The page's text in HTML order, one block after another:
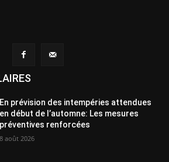
En prévision des intempéries attendues
en début de l’automne: Les mesures
préventives renforcées
8 août 2026